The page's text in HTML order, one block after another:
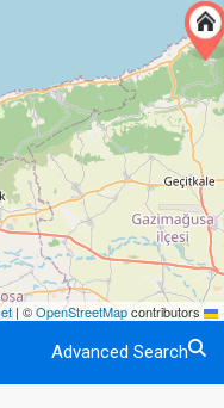
| ©OpenStreetMapcontributors
Advanced Search